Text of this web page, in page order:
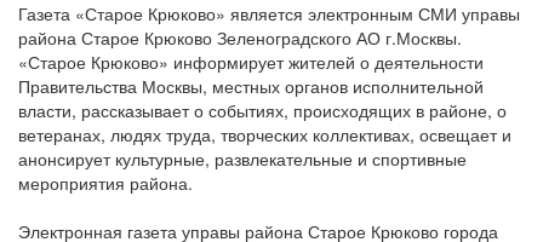
Газета «Старое Крюково» является электронным СМИ управы
района Старое Крюково Зеленоградского АО г.Москвы.
«Старое Крюково» информирует жителей о деятельности
Правительства Москвы, местных органов исполнительной
власти, рассказывает о событиях, происходящих в районе, о
ветеранах, людях труда, творческих коллективах, освещает и
анонсирует культурные, развлекательные и спортивные
мероприятия района.
Электронная газета управы района Старое Крюково города